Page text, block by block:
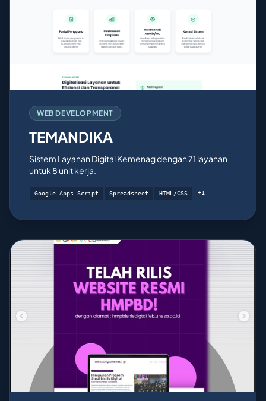
WEB DEVELOPMENT
TEMANDIKA
Sistem Layanan Digital Kemenag dengan 71 layanan
untuk 8 unit kerja.
Google Apps Script Spreadsheet HTML/CSS +1